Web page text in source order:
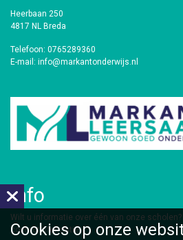
Heerbaan 250
4817 NL Breda
Telefoon: 0765289360
E-mail: info@markantonderwijs.nl
Info
​Wilt u informatie over één van onze scholen?
contactinformatie.
Cookies op onze